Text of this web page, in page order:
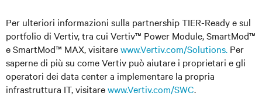
Per ulteriori informazioni sulla partnership TIER-Ready e sul
portfolio di Vertiv, tra cui Vertiv™ Power Module, SmartMod™
e SmartMod™ MAX, visitarewww.Vertiv.com/Solutions. Per
saperne di più su come Vertiv può aiutare i proprietari e gli
operatori dei data center a implementare la propria
infrastruttura IT, visitarewww.Vertiv.com/SWC.